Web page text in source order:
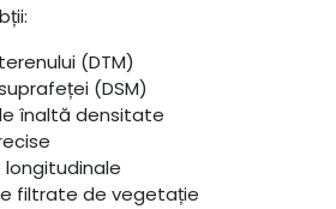
(DTM)
(DSM)
înaltă densitate
longitudinale
filtrate de vegetație